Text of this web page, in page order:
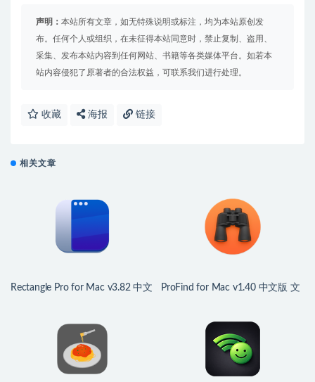
声明： 本站所有文章，如无特殊说明或标注，均为本站原创发
布。任何个人或组织，在未征得本站同意时，禁止复制、盗用、
采集、发布本站内容到任何网站、书籍等各类媒体平台。如若本
站内容侵犯了原著者的合法权益，可联系我们进行处理。
收藏 海报 链接
相关文章
Rectangle Pro for Mac v3.82 中文
ProFind for Mac v1.40 中文版 文